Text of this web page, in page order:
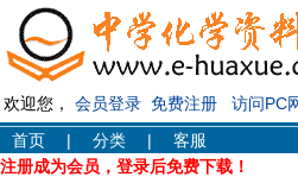
欢迎您， 会员登录 免费注册
访问PC
首页
| 分类 |
客服
注册成为会员，登录后免费下载！